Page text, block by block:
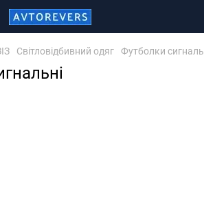
Світловідбивний одяг Футболки